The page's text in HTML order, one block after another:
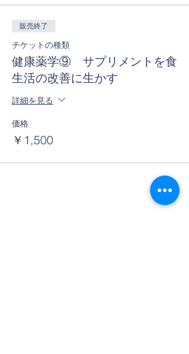
販売終了
チケットの種類
健康薬学⑨ サプリメントを食
生活の改善に生かす
詳細を見る
価格
￥1,500